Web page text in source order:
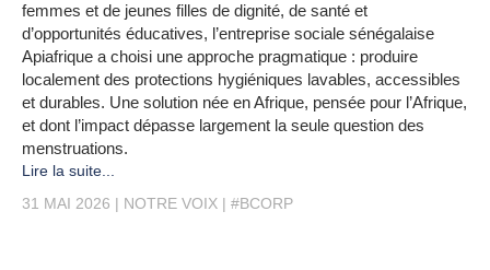
femmes et de jeunes filles de dignité, de santé et
d’opportunités éducatives, l’entreprise sociale sénégalaise
Apiafrique a choisi une approche pragmatique : produire
localement des protections hygiéniques lavables, accessibles
et durables. Une solution née en Afrique, pensée pour l’Afrique,
et dont l’impact dépasse largement la seule question des
menstruations.
Lire la suite...
31 MAI 2026
NOTRE VOIX #BCORP